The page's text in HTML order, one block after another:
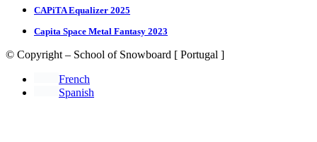
CAPiTA Equalizer 2025
Capita Space Metal Fantasy 2023
© Copyright – School of Snowboard [ Portugal ]
French
Spanish